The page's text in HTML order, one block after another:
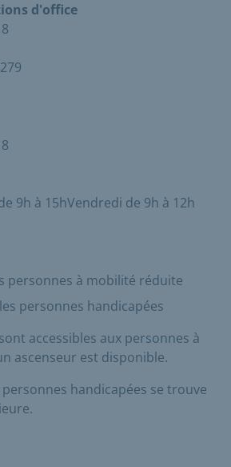
d'office
9h à 15hVendredi de 9h à 12h
personnes à mobilité réduite
personnes handicapées
accessibles aux personnes à
ascenseur est disponible.
handicapées se trouve